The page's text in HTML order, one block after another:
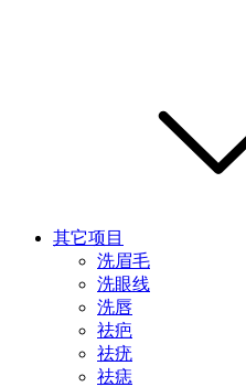
其它项目
洗眉毛
洗眼线
洗唇
祛疤
祛疣
祛痣